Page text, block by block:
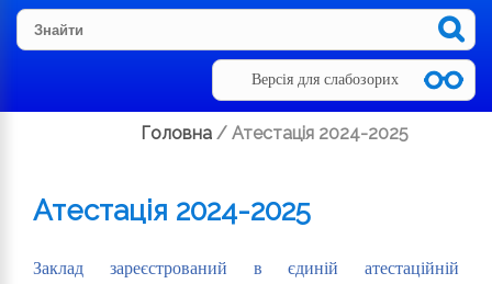
Версія для слабозорих
Головна / Атестація 2024-2025
Атестація 2024-2025
Заклад зареєстрований в єдиній атестаційній